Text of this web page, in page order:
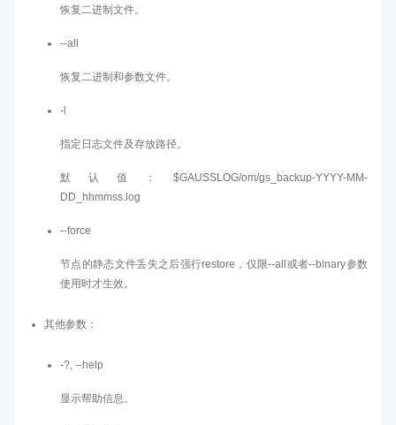
恢复二进制文件。
--all
恢复二进制和参数文件。
-l
指定日志文件及存放路径。
默认值：$GAUSSLOG/om/gs_backup-YYYY-MM-
DD_hhmmss.log
--force
节点的静态文件丢失之后强行restore，仅限--all或者--binary参数
使用时才生效。
其他参数：
-?, --help
显示帮助信息。